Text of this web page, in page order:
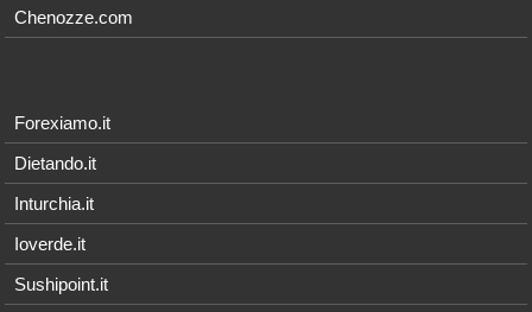
Chenozze.com
Forexiamo.it
Dietando.it
Inturchia.it
Ioverde.it
Sushipoint.it